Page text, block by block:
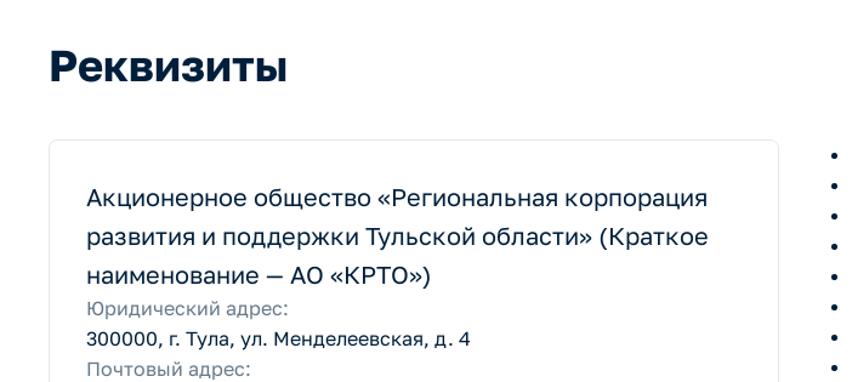
Реквизиты
Акционерное общество «Региональная корпорация
развития и поддержки Тульской области» (Краткое
наименование — АО «КРТО»)
Юридический адрес:
300000, г. Тула, ул. Менделеевская, д. 4
Почтовый адрес: